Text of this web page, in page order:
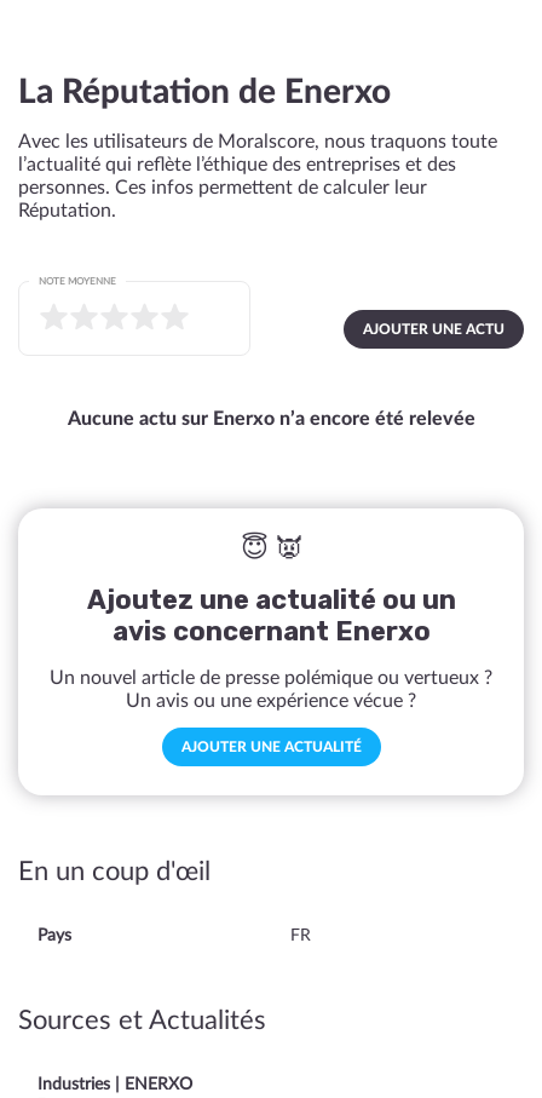
La Réputation de Enerxo
Avec les utilisateurs de Moralscore, nous traquons toute
l’actualité qui reflète l’éthique des entreprises et des
personnes. Ces infos permettent de calculer leur
Réputation.
AJOUTER UNE ACTU
NOTE MOYENNE
Aucune actu sur Enerxo n’a encore été relevée
😇 👿
Ajoutez une actualité ou un
avis concernant Enerxo
Un nouvel article de presse polémique ou vertueux ?
Un avis ou une expérience vécue ?
AJOUTER UNE ACTUALITÉ
En un coup d'œil
Pays FR
Sources et Actualités
Industries | ENERXO